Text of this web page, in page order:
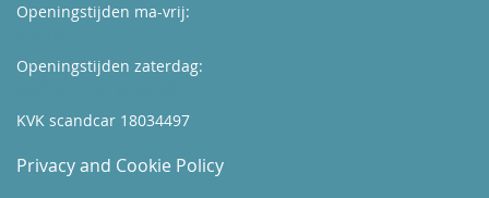
Openingstijden ma-vrij:
Openingstijden zaterdag:
KVK scandcar 18034497
Privacy and Cookie Policy